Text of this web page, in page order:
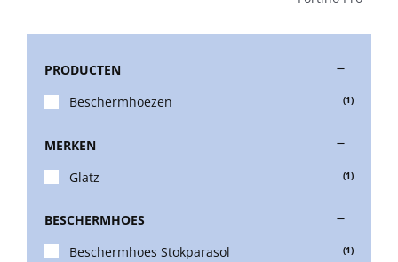
Stokparasols
Muurparasols
PRODUCTEN
Beschermhoezen
(1)
MERKEN
Glatz
(1)
BESCHERMHOES
Beschermhoes Stokparasol
(1)